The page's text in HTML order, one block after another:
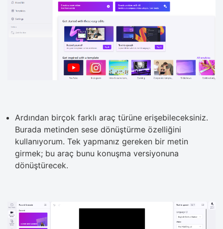
Ardından birçok farklı araç türüne erişebileceksiniz.
Burada metinden sese dönüştürme özelliğini
kullanıyorum. Tek yapmanız gereken bir metin
girmek; bu araç bunu konuşma versiyonuna
dönüştürecek.